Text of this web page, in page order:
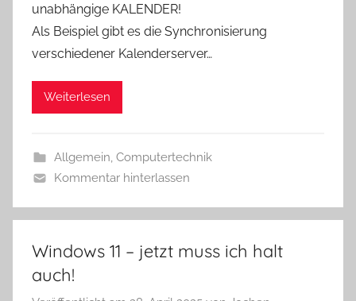
unabhängige KALENDER!
Als Beispiel gibt es die Synchronisierung
verschiedener Kalenderserver…
Weiterlesen
Allgemein, Computertechnik
Kommentar hinterlassen
Windows 11 – jetzt muss ich halt
auch!